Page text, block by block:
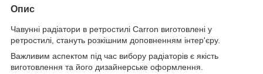
Опис
Чавунні радіатори в ретростилі Carron виготовлені у
ретростилі, стануть розкішним доповненням інтер'єру.
Важливим аспектом під час вибору радіаторів є якість
виготовлення та його дизайнерське оформлення.